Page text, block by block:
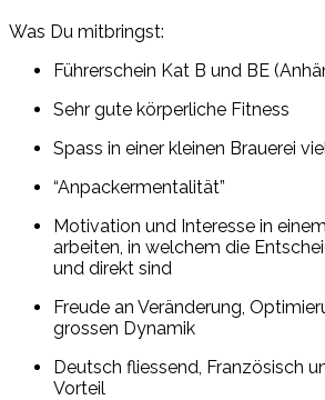
Was Du mitbringst:
Führerschein Kat B und BE
Sehr gute körperliche Fitness
Spass in einer kleinen Brauerei
“Anpackermentalität”
Motivation und Interesse in
arbeiten, in welchem die
und direkt sind
Freude an Veränderung,
grossen Dynamik
Deutsch fliessend, Französisch
Vorteil